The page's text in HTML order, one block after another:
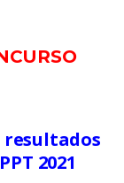
resultados
2021